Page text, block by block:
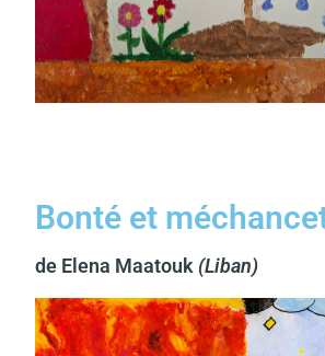
Bonté et
de Elena Maatouk (Liban)